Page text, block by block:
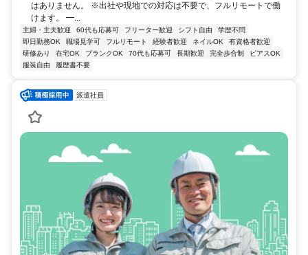
はありません。 ※出社や現地での対応は不要で、フルリモートで働
けます。 ━...
主婦・主夫歓迎 60代も応募可 フリーター歓迎 シフト自由
学歴不問
即日勤務OK
職場見学可 フルリモート 経験者歓迎 ネイルOK
有資格者歓迎
研修あり
在宅OK ブランクOK 70代も応募可 長期歓迎 完全歩合制
ピアスOK
服装自由
履歴書不要
派遣社員